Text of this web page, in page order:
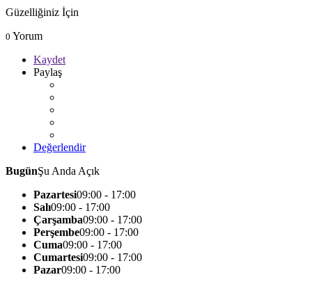
Güzelliğiniz İçin
0 Yorum
Kaydet
Paylaş
Değerlendir
BugünŞu Anda Açık
Pazartesi09:00 - 17:00
Salı09:00 - 17:00
Çarşamba09:00 - 17:00
Perşembe09:00 - 17:00
Cuma09:00 - 17:00
Cumartesi09:00 - 17:00
Pazar09:00 - 17:00